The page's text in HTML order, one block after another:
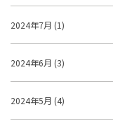
2024年7月 (1)
2024年6月 (3)
2024年5月 (4)